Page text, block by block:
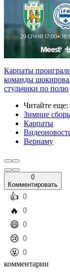
Карпаты
команды
стульчики по полю
Читайте еще:
Зимние
Карпаты
Вернаму
0
Комментировать
️👍 0
️🔥 0
️😄 0
️😢 0
️🤬 0
комментарии